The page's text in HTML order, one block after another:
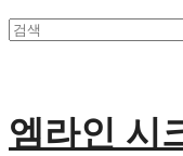
엠라인 시